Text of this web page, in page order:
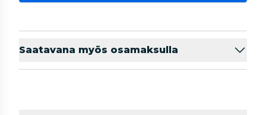
Saatavana myös osamaksulla